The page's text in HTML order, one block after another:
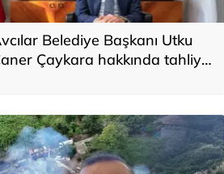
Belediye Başkanı Utku
Çaykara hakkında tahliye